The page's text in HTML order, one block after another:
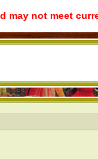
may not meet